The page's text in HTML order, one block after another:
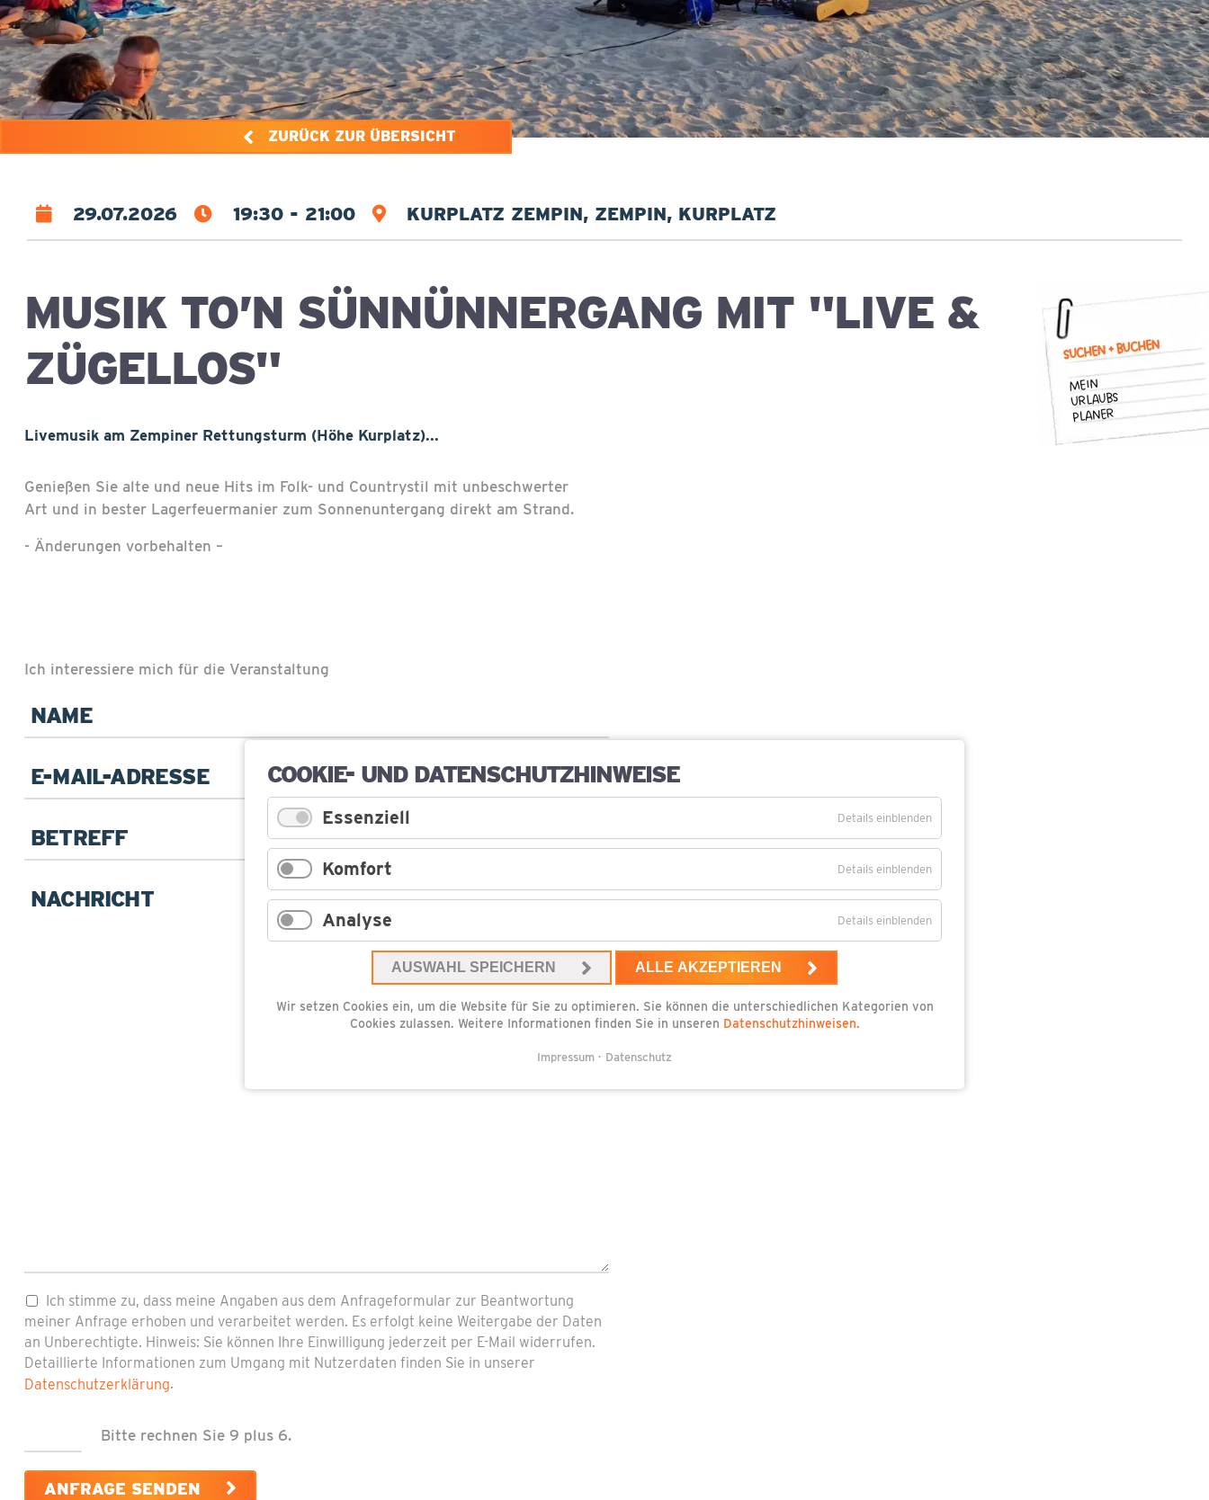
ZURÜCK ZUR ÜBERSICHT
29.07.2026 19:30 - 21:00 KURPLATZ ZEMPIN, ZEMPIN, KURPLATZ
MUSIK TO’N SÜNNÜNNERGANG MIT "LIVE &
ZÜGELLOS"
Livemusik am Zempiner Rettungsturm (Höhe Kurplatz)...
Genießen Sie alte und neue Hits im Folk- und Countrystil mit unbeschwerter
Art und in bester Lagerfeuermanier zum Sonnenuntergang direkt am Strand.
- Änderungen vorbehalten –
Ich interessiere mich für die Veranstaltung
Pflichtfeld
Name*
Pflichtfeld
E-
Mail*
Betreff
Pflichtfeld
Ihre
Pflichtfeld
Datenschutz*
Ich stimme zu, dass meine Angaben aus dem Anfrageformular zur Beantwortung
meiner Anfrage erhoben und verarbeitet werden. Es erfolgt keine Weitergabe der Daten
an Unberechtigte. Hinweis: Sie können Ihre Einwilligung jederzeit per E-Mail widerrufen.
Detaillierte Informationen zum Umgang mit Nutzerdaten finden Sie in unserer
Datenschutzerklärung.
Bitte rechnen Sie 9 plus 6.
ANFRAGE SENDEN
COOKIE- UND DATENSCHUTZHINWEISE
Essenziell Details einblenden
Komfort Details einblenden
Analyse Details einblenden
AUSWAHL SPEICHERN ALLE AKZEPTIEREN
Wir setzen Cookies ein, um die Website für Sie zu optimieren. Sie können die unterschiedlichen Kategorien von
Cookies zulassen. Weitere Informationen finden Sie in unseren Datenschutzhinweisen.
Impressum Datenschutz